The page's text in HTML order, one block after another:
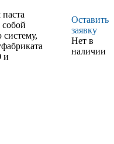
и
Оставить
заявку
Нет в
наличии